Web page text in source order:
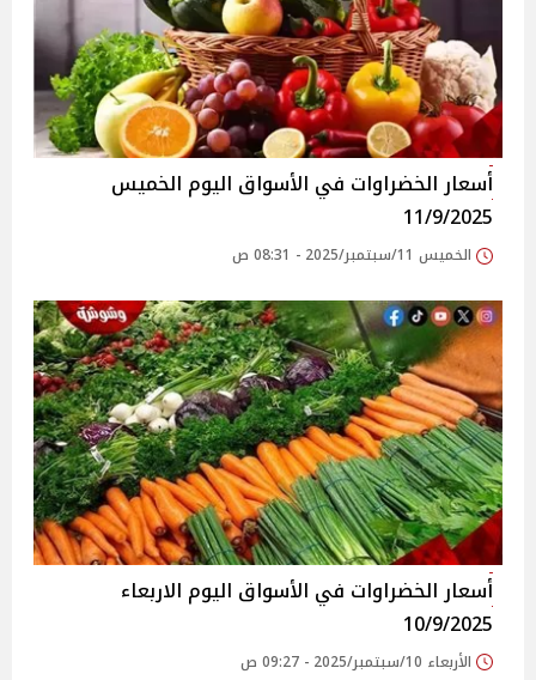
أسعار الخضراوات في الأسواق‎‎ اليوم الخميس
11/9/2025
الخميس 11/سبتمبر/2025 - 08:31 ص
أسعار الخضراوات في الأسواق‎‎ اليوم الاربعاء
10/9/2025
الأربعاء 10/سبتمبر/2025 - 09:27 ص